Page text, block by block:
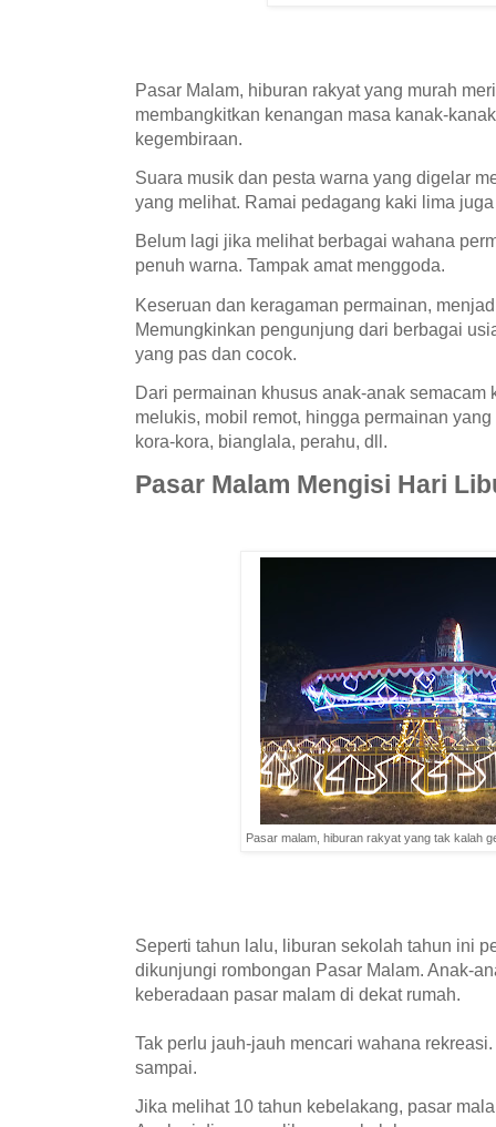
Pasar Malam, hiburan rakyat yang murah
membangkitkan kenangan masa kanak-
kegembiraan.
Suara musik dan pesta warna yang digelar
yang melihat. Ramai pedagang kaki lima
Belum lagi jika melihat berbagai wahana
penuh warna. Tampak amat menggoda.
Keseruan dan keragaman permainan,
Memungkinkan pengunjung dari berbagai
yang pas dan cocok.
Dari permainan khusus anak-anak semacam
melukis, mobil remot, hingga permainan
kora-kora, bianglala, perahu, dll.
Pasar Malam Mengisi Hari
Pasar malam, hiburan rakyat yang tak kalah
Seperti tahun lalu, liburan sekolah tahun ini
dikunjungi rombongan Pasar Malam. Anak-
keberadaan pasar malam di dekat rumah.
Tak perlu jauh-jauh mencari wahana
sampai.
Jika melihat 10 tahun kebelakang, pasar